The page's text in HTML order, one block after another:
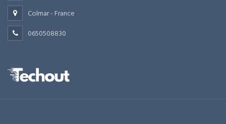
Colmar - France
0650508830